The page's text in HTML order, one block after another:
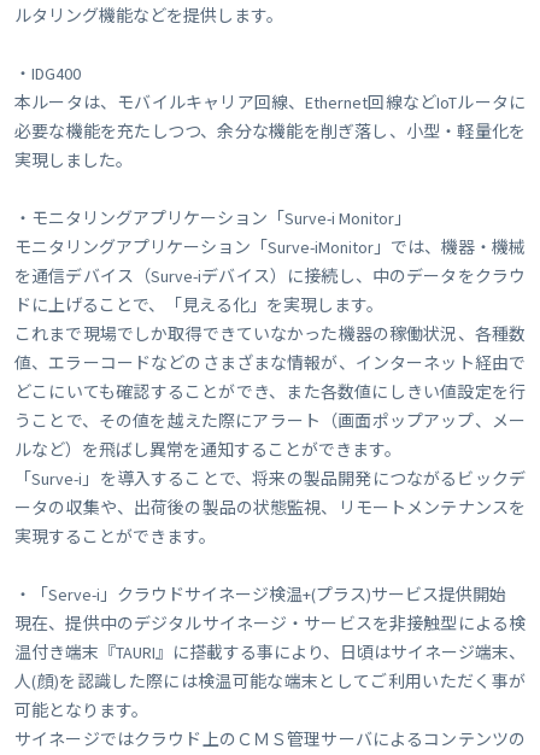
ルタリング機能などを提供します。
・IDG400
本ルータは、モバイルキャリア回線、Ethernet回線などIoTルータに
必要な機能を充たしつつ、余分な機能を削ぎ落し、小型・軽量化を
実現しました。
・モニタリングアプリケーション「Surve-i Monitor」
モニタリングアプリケーション「Surve-iMonitor」では、機器・機械
を通信デバイス（Surve-iデバイス）に接続し、中のデータをクラウ
ドに上げることで、「見える化」を実現します。
これまで現場でしか取得できていなかった機器の稼働状況、各種数
値、エラーコードなどのさまざまな情報が、インターネット経由で
どこにいても確認することができ、また各数値にしきい値設定を行
うことで、その値を越えた際にアラート（画面ポップアップ、メー
ルなど）を飛ばし異常を通知することができます。
「Surve-i」を導入することで、将来の製品開発につながるビックデ
ータの収集や、出荷後の製品の状態監視、リモートメンテナンスを
実現することができます。
・「Serve-i」クラウドサイネージ検温+(プラス)サービス提供開始
現在、提供中のデジタルサイネージ・サービスを非接触型による検
温付き端末『TAURI』に搭載する事により、日頃はサイネージ端末、
人(顔)を認識した際には検温可能な端末としてご利用いただく事が
可能となります。
サイネージではクラウド上のＣＭＳ管理サーバによるコンテンツの